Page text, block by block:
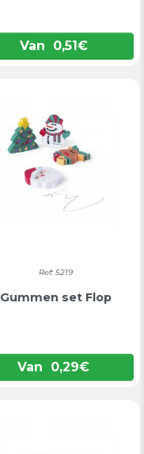
Van 0,51€
Ref: 5219
Gummen set Flop
Van 0,29€